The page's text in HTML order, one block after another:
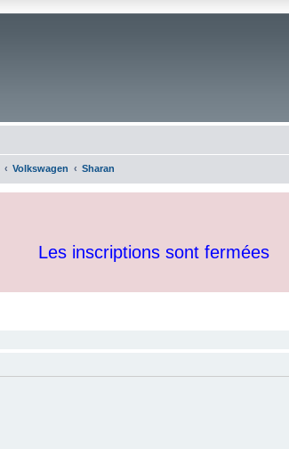
Volkswagen Sharan
Les inscriptions sont fermées